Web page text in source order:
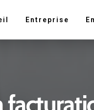
Entreprise